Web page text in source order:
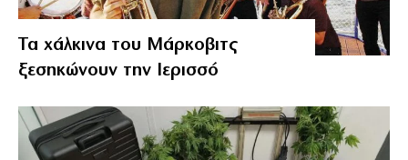
Τα χάλκινα του Μάρκοβιτς
ξεσηκώνουν την Ιερισσό